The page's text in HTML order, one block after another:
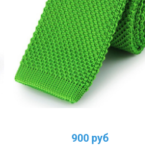
900 руб